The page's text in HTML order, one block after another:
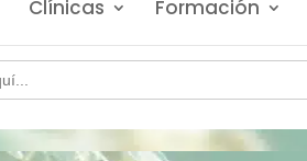
Clínicas Formación